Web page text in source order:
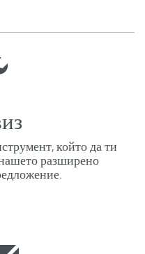
който да ти
разширено